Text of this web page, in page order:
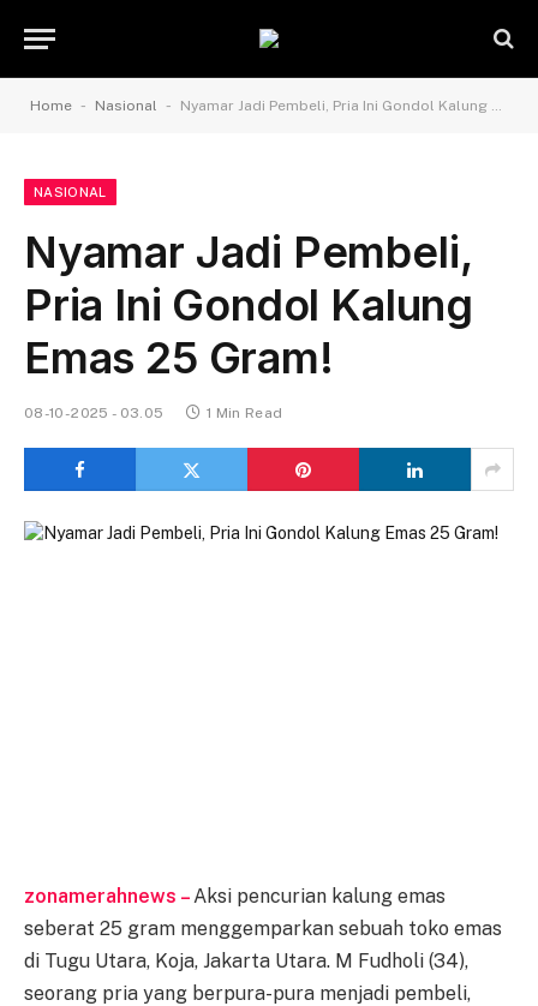
Home - Nasional - Nyamar Jadi Pembeli, Pria Ini Gondol Kalung Emas 25 Gram!
NASIONAL
Nyamar Jadi Pembeli,
Pria Ini Gondol Kalung
Emas 25 Gram!
08-10-2025 - 03.05 1 Min Read
zonamerahnews – Aksi pencurian kalung emas
seberat 25 gram menggemparkan sebuah toko emas
di Tugu Utara, Koja, Jakarta Utara. M Fudholi (34),
seorang pria yang berpura-pura menjadi pembeli,